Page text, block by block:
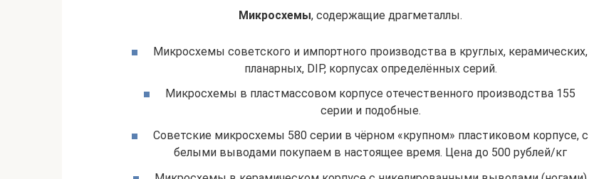
Микросхемы, содержащие драгметаллы.
Микросхемы советского и импортного производства в круглых, керамических,
планарных, DIP, корпусах определённых серий.
Микросхемы в пластмассовом корпусе отечественного производства 155
серии и подобные.
Советские микросхемы 580 серии в чёрном «крупном» пластиковом корпусе, с
белыми выводами покупаем в настоящее время. Цена до 500 рублей/кг